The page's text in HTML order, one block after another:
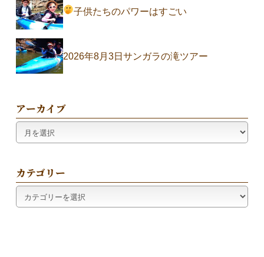
子供たちのパワーはすごい
2026年8月3日サンガラの滝ツアー
アーカイブ
ー
イ
ブ
カテゴリー
テ